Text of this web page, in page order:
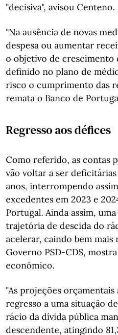
"decisiva", avisou Centeno.
"Na ausência de novas
despesa ou aumentar
o objetivo de crescimento
definido no plano de
risco o cumprimento das
remata o Banco de
Regresso aos défices
Como referido, as contas
vão voltar a ser
anos, interrompendo
excedentes em 2023 e
Portugal. Ainda assim,
trajetória de descida do
acelerar, caindo bem
Governo PSD-CDS,
económico.
"As projeções
regresso a uma situação
rácio da dívida pública
descendente, atingindo